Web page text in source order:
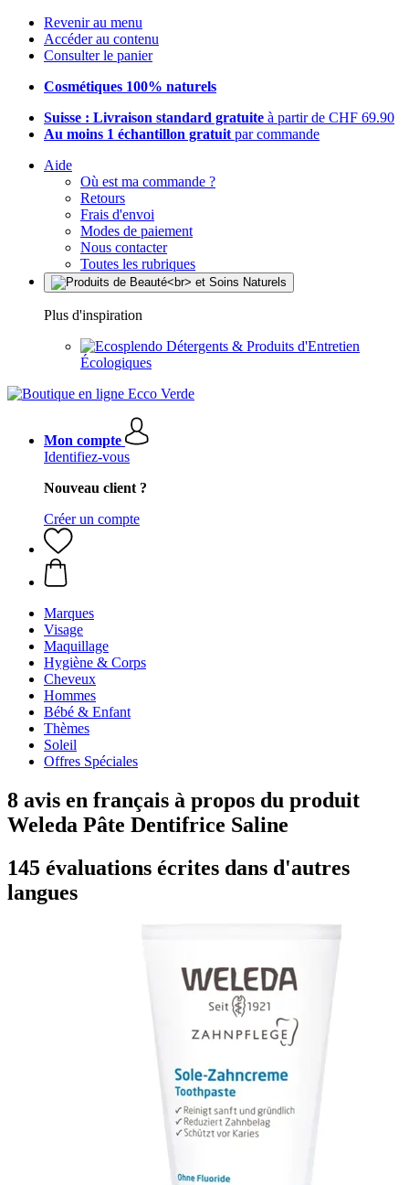
Revenir au menu
Accéder au contenu
Consulter le panier
Cosmétiques 100% naturels
Suisse : Livraison standard gratuite à partir de CHF 69.90
Au moins 1 échantillon gratuit par commande
Aide
Où est ma commande ?
Retours
Frais d'envoi
Modes de paiement
Nous contacter
Toutes les rubriques
Plus d'inspiration
Détergents & Produits d'Entretien
Écologiques
Mon compte
Identifiez-vous
Nouveau client ?
Créer un compte
Marques
Visage
Maquillage
Hygiène & Corps
Cheveux
Hommes
Bébé & Enfant
Thèmes
Soleil
Offres Spéciales
8 avis en français à propos du produit
Weleda Pâte Dentifrice Saline
145 évaluations écrites dans d'autres
langues